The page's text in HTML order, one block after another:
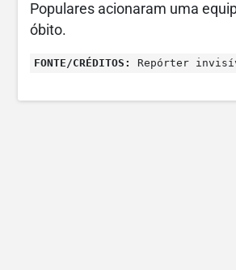
Populares acionaram uma
óbito.
FONTE/CRÉDITOS: Repórter